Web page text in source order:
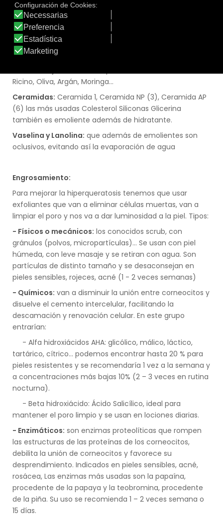
Glicoles:como Glicerina, Propilenglicol
Aloe Vera
2- Como activos emolientes debemos buscar:
Mantecas:Karité, Coco, Cacao.
Ricino, Oliva, Argán, Moringa…
Ceramidas: Ceramida 1, Ceramida NP (3), Ceramida AP
(6) las más usadas Colesterol Siliconas Glicerina
también es emoliente además de hidratante.
Vaselina y Lanolina: que además de emolientes son
oclusivos, evitando así la evaporación de agua
Engrosamiento:
Para mejorar la hiperqueratosis tenemos que usar
exfoliantes que van a eliminar células muertas, van a
limpiar el poro y nos va a dar luminosidad a la piel. Tipos:
- Físicos o mecánicos: los conocidos scrub, con
gránulos (polvos, micropartículas)… Se usan con piel
húmeda, con leve masaje y se retiran con agua. Son
partículas de distinto tamaño y se desaconsejan en
pieles sensibles, rojeces, acné (1 - 2 veces semanas)
- Químicos: van a disminuir la unión entre corneocitos y
disuelve el cemento intercelular, facilitando la
descamación y renovación celular. En este grupo
entrarían:
- Alfa hidroxiácidos AHA: glicólico, málico, láctico,
tartárico, cítrico… podemos encontrar hasta 20 % para
pieles resistentes y se recomendaría 1 vez a la semana y
a concentraciones más bajas 10% (2 – 3 veces en rutina
nocturna).
- Beta hidroxiácido: Ácido Salicílico, ideal para
mantener el poro limpio y se usan en lociones diarias.
- Enzimáticos: son enzimas proteolíticas que rompen
las estructuras de las proteínas de los corneocitos,
debilita la unión de corneocitos y favorece su
desprendimiento. Indicados en pieles sensibles, acné,
rosácea, Las enzimas más usadas son la papaína,
procedente de la papaya y la teobromina, procedente
de la piña. Su uso se recomienda 1 – 2 veces semana o
15 días.